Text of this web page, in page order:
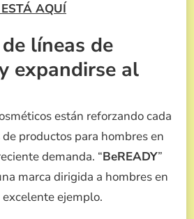
AQUÍ
líneas de
expandirse al
están reforzando cada
productos para hombres en
demanda. “BeREADY”
marca dirigida a hombres en
excelente ejemplo.